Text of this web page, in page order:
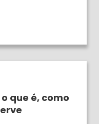
que é, como